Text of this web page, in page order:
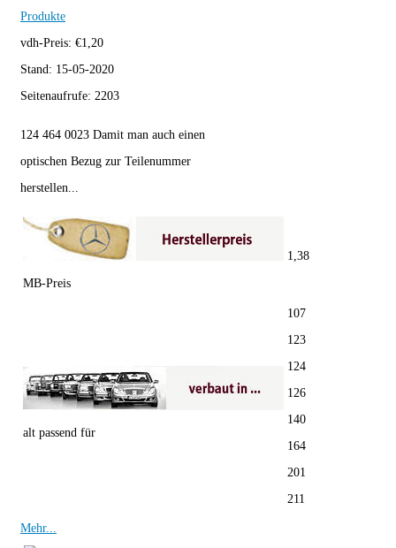
Produkte
vdh-Preis: €1,20
Stand: 15-05-2020
Seitenaufrufe: 2203
124 464 0023 Damit man auch einen
optischen Bezug zur Teilenummer
herstellen...
MB-Preis
1,38
alt passend für
107
123
124
126
140
164
201
211
Mehr...